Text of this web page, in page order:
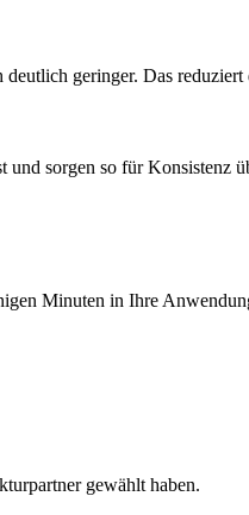
geringer. Das
sorgen so für Konsistenz
Minuten in Ihre
gewählt haben.